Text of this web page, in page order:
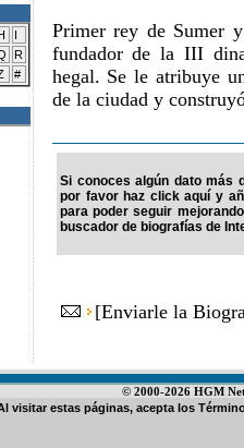
I
R
#
Primer rey de Sumer
fundador de la III
hegal. Se le atribuye
de la ciudad y
Si conoces algún dato más
por favor haz click aquí y
para poder seguir
buscador de biografías de
[Enviarle la
© 2000-2026 HGM
visitar estas páginas, acepta los